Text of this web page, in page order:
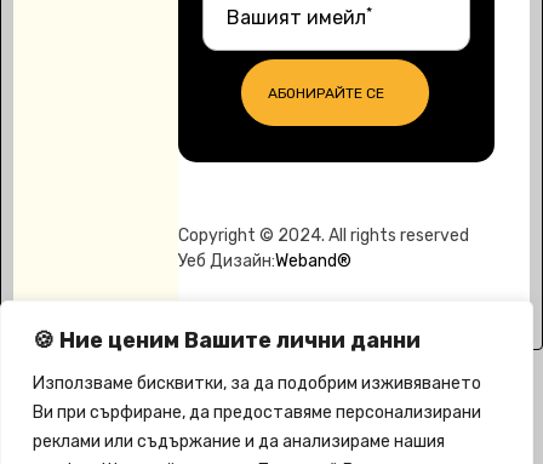
🍪 Ние ценим Вашите лични данни
Използваме бисквитки, за да подобрим изживяването
Ви при сърфиране, да предоставяме персонализирани
реклами или съдържание и да анализираме нашия
Вашият имейл*
АБОНИРАЙТЕ СЕ
Copyright © 2024. All rights reserved
Уеб Дизайн:Weband®